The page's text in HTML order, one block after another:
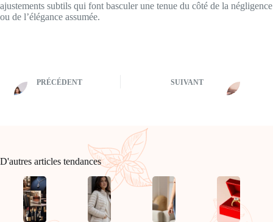
ajustements subtils qui font basculer une tenue du côté de la négligence
ou de l’élégance assumée.
PRÉCÉDENT SUIVANT
D'autres articles tendances